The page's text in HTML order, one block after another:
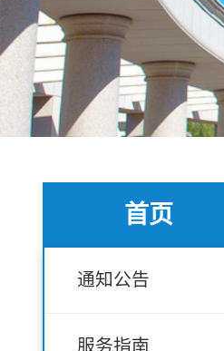
首页
通知公告
服务指南